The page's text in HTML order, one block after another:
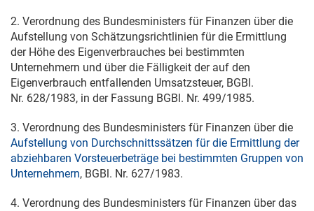
2. Verordnung des Bundesministers für Finanzen über die
Aufstellung von Schätzungsrichtlinien für die Ermittlung
der Höhe des Eigenverbrauches bei bestimmten
Unternehmern und über die Fälligkeit der auf den
Eigenverbrauch entfallenden Umsatzsteuer, BGBl.
Nr. 628/1983, in der Fassung BGBl. Nr. 499/1985.
3. Verordnung des Bundesministers für Finanzen über die
Aufstellung von Durchschnittssätzen für die Ermittlung der
abziehbaren Vorsteuerbeträge bei bestimmten Gruppen von
Unternehmern, BGBl. Nr. 627/1983.
4. Verordnung des Bundesministers für Finanzen über das